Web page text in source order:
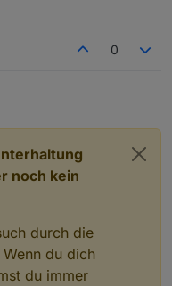
0
noch kein
durch die
du dich
du immer